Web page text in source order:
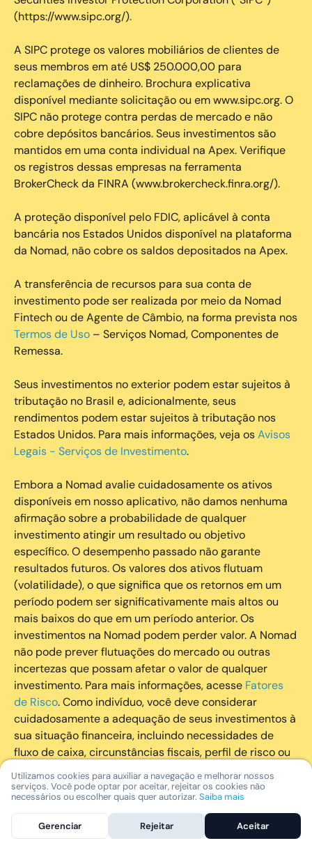
(https://www.sipc.org/).
A SIPC protege os valores mobiliários de clientes de
seus membros em até US$ 250.000,00 para
reclamações de dinheiro. Brochura explicativa
disponível mediante solicitação ou em www.sipc.org. O
SIPC não protege contra perdas de mercado e não
cobre depósitos bancários. Seus investimentos são
mantidos em uma conta individual na Apex. Verifique
os registros dessas empresas na ferramenta
BrokerCheck da FINRA (www.brokercheck.finra.org/).
A proteção disponível pelo FDIC, aplicável à conta
bancária nos Estados Unidos disponível na plataforma
da Nomad, não cobre os saldos depositados na Apex.
A transferência de recursos para sua conta de
investimento pode ser realizada por meio da Nomad
Fintech ou de Agente de Câmbio, na forma prevista nos
Termos de Uso – Serviços Nomad, Componentes de
Remessa.
Seus investimentos no exterior podem estar sujeitos à
tributação no Brasil e, adicionalmente, seus
rendimentos podem estar sujeitos à tributação nos
Estados Unidos. Para mais informações, veja osAvisos
Legais - Serviços de Investimento.
Embora a Nomad avalie cuidadosamente os ativos
disponíveis em nosso aplicativo, não damos nenhuma
afirmação sobre a probabilidade de qualquer
investimento atingir um resultado ou objetivo
específico. O desempenho passado não garante
resultados futuros. Os valores dos ativos flutuam
(volatilidade), o que significa que os retornos em um
período podem ser significativamente mais altos ou
mais baixos do que em um período anterior. Os
investimentos na Nomad podem perder valor. A Nomad
não pode prever flutuações do mercado ou outras
incertezas que possam afetar o valor de qualquer
investimento. Para mais informações, acesse Fatores
de Risco. Como indivíduo, você deve considerar
cuidadosamente a adequação de seus investimentos à
sua situação financeira, incluindo necessidades de
fluxo de caixa, circunstâncias fiscais, perfil de risco ou
outros fatores subjetivos. É recomendado que você
utilize todos os recursos disponíveis para se informar
sobre investimentos de maneira geral e sobre a
composição geral de seu portfólio. Questões fiscais ou
legais relativas aos investimentos realizados através da
Utilizamos cookies para auxiliar a navegação e melhorar nossos
serviços. Você pode optar por aceitar, rejeitar os cookies não
necessários ou escolher quais quer autorizar. Saiba mais
Gerenciar Rejeitar Aceitar